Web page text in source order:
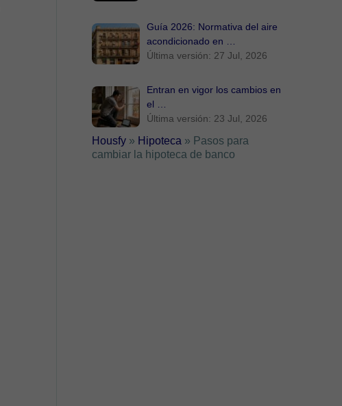
Guía 2026: Normativa del aire
acondicionado en …
Última versión: 27 Jul, 2026
Entran en vigor los cambios en
el …
Última versión: 23 Jul, 2026
Housfy » Hipoteca » Pasos para
cambiar la hipoteca de banco